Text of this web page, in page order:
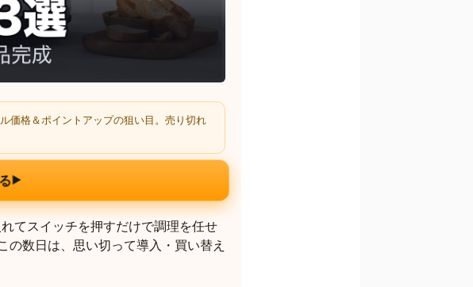
価格＆ポイントアップの狙い目。売り切れ
▶
てスイッチを押すだけで調理を任せ
数日は、思い切って導入・買い替え